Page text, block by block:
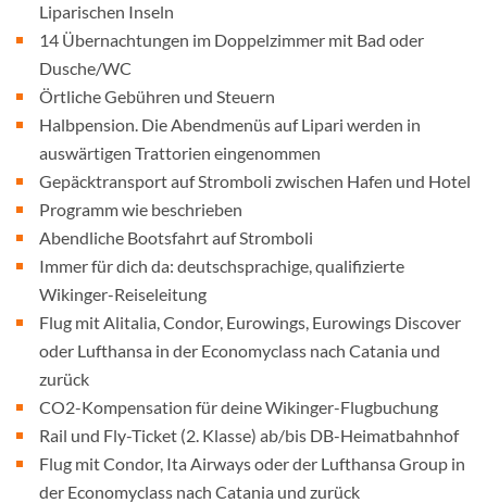
Liparischen Inseln
14 Übernachtungen im Doppelzimmer mit Bad oder
Dusche/WC
Örtliche Gebühren und Steuern
Halbpension. Die Abendmenüs auf Lipari werden in
auswärtigen Trattorien eingenommen
Gepäcktransport auf Stromboli zwischen Hafen und Hotel
Programm wie beschrieben
Abendliche Bootsfahrt auf Stromboli
Immer für dich da: deutschsprachige, qualifizierte
Wikinger-Reiseleitung
Flug mit Alitalia, Condor, Eurowings, Eurowings Discover
oder Lufthansa in der Economyclass nach Catania und
zurück
CO2-Kompensation für deine Wikinger-Flugbuchung
Rail und Fly-Ticket (2. Klasse) ab/bis DB-Heimatbahnhof
Flug mit Condor, Ita Airways oder der Lufthansa Group in
der Economyclass nach Catania und zurück